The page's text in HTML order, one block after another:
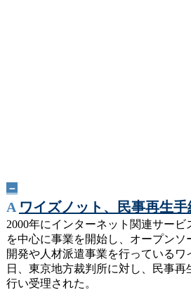
－
A ワイズノット、民事再生
2000年にインターネット関連サービ
を中心に事業を開始し、オープンソ
開発や人材派遣事業を行っているワ
日、東京地方裁判所に対し、民事再
行い受理された。